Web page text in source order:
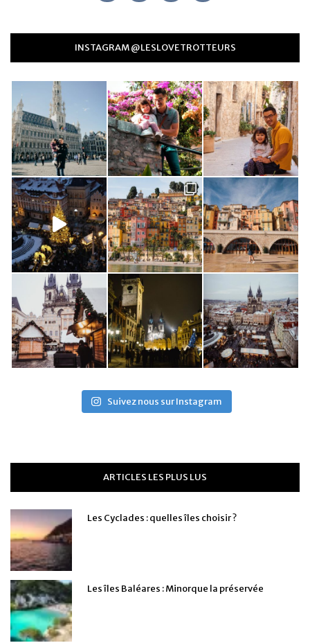
INSTAGRAM @LESLOVETROTTEURS
Suivez nous sur Instagram
ARTICLES LES PLUS LUS
Les Cyclades : quelles îles choisir ?
Les îles Baléares : Minorque la préservée